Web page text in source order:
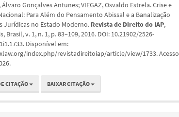
Álvaro Gonçalves Antunes; VIEGAZ, Osvaldo Estrela. Crise e
Para Além do Pensamento Abissal e a Banalização
Jurídicas no Estado Moderno. Revista de Direito do IAP,
Brasil, v. 1, n. 1, p. 83–109, 2016. DOI: 10.21902/2526-
Disponível em:
index.php/revistadireitoiap/article/view/1733. Acesso
CITAÇÃO BAIXAR CITAÇÃO